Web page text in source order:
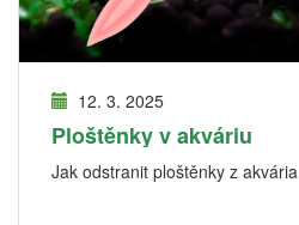
12. 3. 2025
Ploštěnky v akváriu
Jak odstranit ploštěnky z akvária